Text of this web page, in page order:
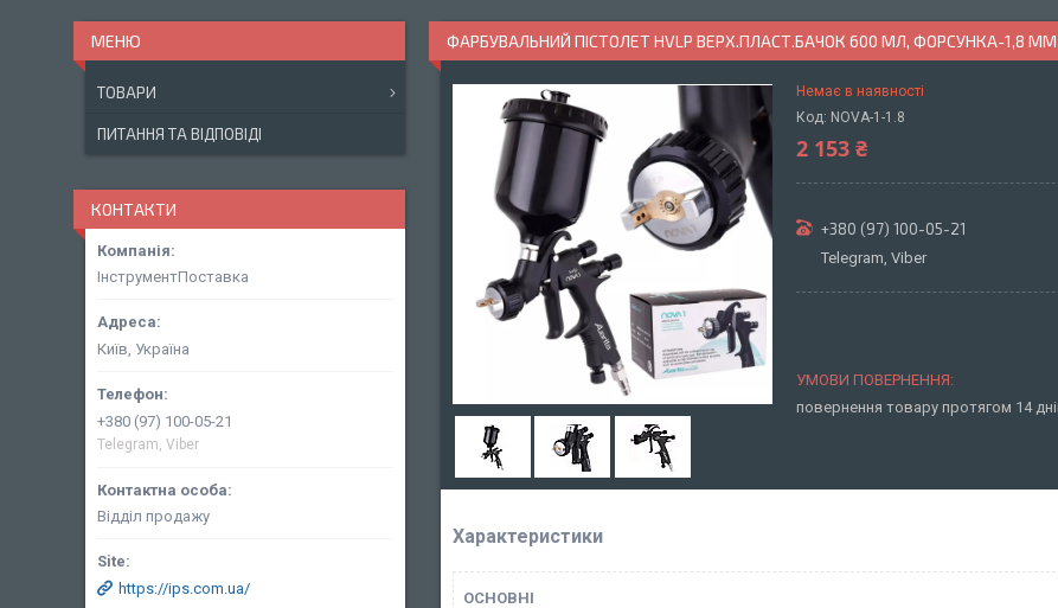
ФАРБУВАЛЬНИЙ ПІСТОЛЕТ HVLP ВЕРХ.ПЛАСТ.БАЧОК 600 МЛ, ФОРСУНКА-1,8 ММ
Немає в наявності
Код: NOVA-1-1.8
2 153 ₴
+380 (97) 100-05-21
Telegram, Viber
повернення товару протягом 14
Характеристики
ОСНОВНІ
ТОВАРИ
ПИТАННЯ ТА ВІДПОВІДІ
КОНТАКТИ
ІнструментПоставка
Київ, Україна
+380 (97) 100-05-21
Telegram, Viber
Відділ продажу
https://ips.com.ua/